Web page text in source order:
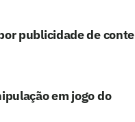
publicidade de
em jogo do